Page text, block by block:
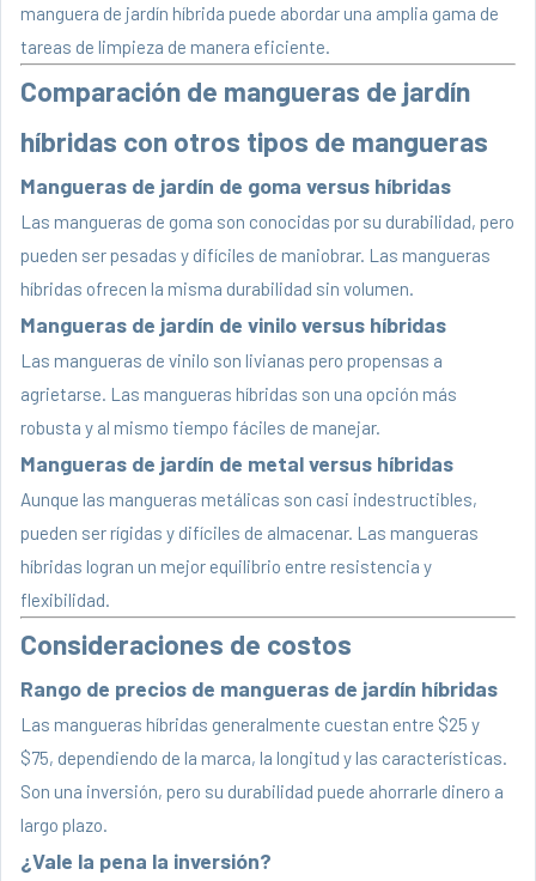
manguera de jardín híbrida puede abordar una amplia gama de
tareas de limpieza de manera eficiente.
Comparación de mangueras de jardín
híbridas con otros tipos de mangueras
Mangueras de jardín de goma versus híbridas
Las mangueras de goma son conocidas por su durabilidad, pero
pueden ser pesadas y difíciles de maniobrar. Las mangueras
híbridas ofrecen la misma durabilidad sin volumen.
Mangueras de jardín de vinilo versus híbridas
Las mangueras de vinilo son livianas pero propensas a
agrietarse. Las mangueras híbridas son una opción más
robusta y al mismo tiempo fáciles de manejar.
Mangueras de jardín de metal versus híbridas
Aunque las mangueras metálicas son casi indestructibles,
pueden ser rígidas y difíciles de almacenar. Las mangueras
híbridas logran un mejor equilibrio entre resistencia y
flexibilidad.
Consideraciones de costos
Rango de precios de mangueras de jardín híbridas
Las mangueras híbridas generalmente cuestan entre $25 y
$75, dependiendo de la marca, la longitud y las características.
Son una inversión, pero su durabilidad puede ahorrarle dinero a
largo plazo.
¿Vale la pena la inversión?